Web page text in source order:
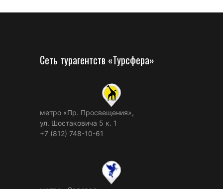
Сеть турагентств «Турсфера»
метро «Пр. Просвещения»,
ул. Шостаковича 5 к. 1
+7 (812) 748-10-61